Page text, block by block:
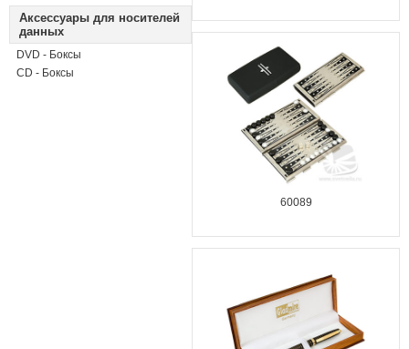
Аксессуары для носителей
данных
DVD - Боксы
CD - Боксы
60089